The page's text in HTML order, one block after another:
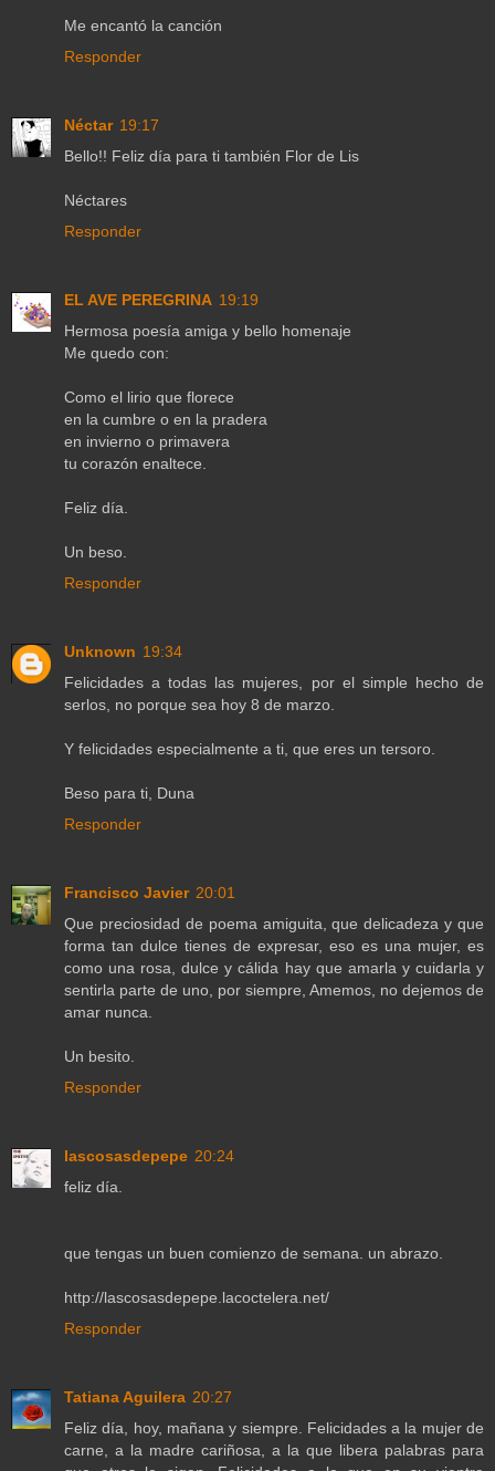
Me encantó la canción
Responder
Néctar 19:17
Bello!! Feliz día para ti también Flor de Lis
Néctares
Responder
EL AVE PEREGRINA 19:19
Hermosa poesía amiga y bello homenaje
Me quedo con:
Como el lirio que florece
en la cumbre o en la pradera
en invierno o primavera
tu corazón enaltece.
Feliz día.
Un beso.
Responder
Unknown 19:34
Felicidades a todas las mujeres, por el simple hecho de
serlos, no porque sea hoy 8 de marzo.
Y felicidades especialmente a ti, que eres un tersoro.
Beso para ti, Duna
Responder
Francisco Javier 20:01
Que preciosidad de poema amiguita, que delicadeza y que
forma tan dulce tienes de expresar, eso es una mujer, es
como una rosa, dulce y cálida hay que amarla y cuidarla y
sentirla parte de uno, por siempre, Amemos, no dejemos de
amar nunca.
Un besito.
Responder
lascosasdepepe 20:24
feliz día.
que tengas un buen comienzo de semana. un abrazo.
http://lascosasdepepe.lacoctelera.net/
Responder
Tatiana Aguilera 20:27
Feliz día, hoy, mañana y siempre. Felicidades a la mujer de
carne, a la madre cariñosa, a la que libera palabras para